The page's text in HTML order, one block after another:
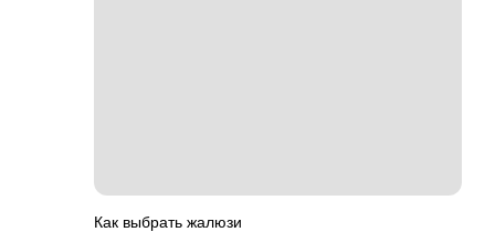
Как выбрать жалюзи